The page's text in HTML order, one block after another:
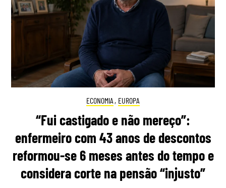
ECONOMIA , EUROPA
“Fui castigado e não mereço”:
enfermeiro com 43 anos de descontos
reformou-se 6 meses antes do tempo e
considera corte na pensão “injusto”